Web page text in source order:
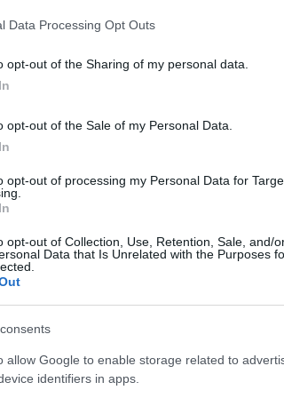
Data Processing Opt Outs
opt-out of the Sharing of my personal data.
opt-out of the Sale of my Personal Data.
opt-out of processing my Personal Data for
opt-out of Collection, Use, Retention, Sale, and/
Data that Is Unrelated with the Purposes
allow Google to enable storage related to
identifiers in apps.
BEST OF
Οι χώρες που δεν
Σε αυτά τα μέρη όχι απλά δεν το
BEST OF
Αυτά είναι τα 10
2023
Τα Παγκόσμια Βραβεία
επιβάτες παγκοσμίως. Δείτε τη